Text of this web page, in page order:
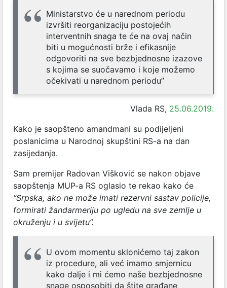
Ministarstvo će u narednom periodu
izvršiti reorganizaciju postojećih
interventnih snaga te će na ovaj način
biti u mogućnosti brže i efikasnije
odgovoriti na sve bezbjednosne izazove
s kojima se suočavamo i koje možemo
očekivati u narednom periodu”
Vlada RS, 25.06.2019.
Kako je saopšteno amandmani su podijeljeni
poslanicima u Narodnoj skupštini RS-a na dan
zasijedanja.
Sam premijer Radovan Višković se nakon objave
saopštenja MUP-a RS oglasio te rekao kako će
“Srpska, ako ne može imati rezervni sastav policije,
formirati žandarmeriju po ugledu na sve zemlje u
okruženju i u svijetu”.
U ovom momentu sklonićemo taj zakon
iz procedure, ali već imamo smjernicu
kako dalje i mi ćemo naše bezbjednosne
snage osposobiti da štite građane